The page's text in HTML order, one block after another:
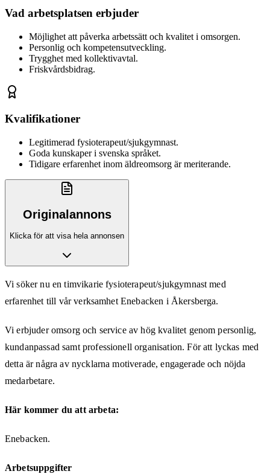
Vad arbetsplatsen erbjuder
Möjlighet att påverka arbetssätt och kvalitet i omsorgen.
Personlig och kompetensutveckling.
Trygghet med kollektivavtal.
Friskvårdsbidrag.
Kvalifikationer
Legitimerad fysioterapeut/sjukgymnast.
Goda kunskaper i svenska språket.
Tidigare erfarenhet inom äldreomsorg är meriterande.
Originalannons
Klicka för att visa hela annonsen
Vi söker nu en timvikarie fysioterapeut/sjukgymnast med
erfarenhet till vår verksamhet Enebacken i Åkersberga.
Vi erbjuder omsorg och service av hög kvalitet genom personlig,
kundanpassad samt professionell organisation. För att lyckas med
detta är några av nycklarna motiverade, engagerade och nöjda
medarbetare.
Här kommer du att arbeta:
Enebacken.
Arbetsuppgifter